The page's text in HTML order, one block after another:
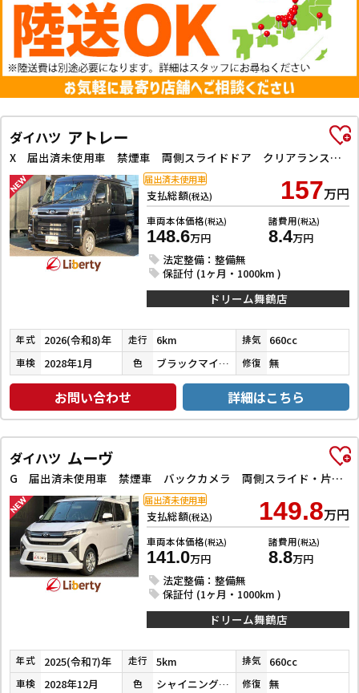
ダイハツ アトレー
X 届出済未使用車 禁煙車 両側スライドドア クリアランスソナー 衝突被害軽減システム オートライト スマートキー アイドリングストップ 電動格納ミラー CVT ABS ESC エアコン
支払総額(税込) 157万円
車両本体価格(税込)
148.6万円
諸費用(税込)
8.4万円
法定整備：整備無
保証付 (1ヶ月・1000km )
届出済未使用車
ドリーム舞鶴店
年式 2026(令和8)年 走行 6km 排気 660cc
車検 2028年1月 色 ブラックマイカメタリック 修復 無
お問い合わせ 詳細はこちら
ダイハツ ムーヴ
G 届出済未使用車 禁煙車 バックカメラ 両側スライド・片側電動 クリアランスソナー 衝突被害軽減システム オートライト LEDヘッドランプ スマートキー アイドリングストップ 電動格納ミラー
支払総額(税込) 149.8万円
車両本体価格(税込)
141.0万円
諸費用(税込)
8.8万円
法定整備：整備無
保証付 (1ヶ月・1000km )
届出済未使用車
ドリーム舞鶴店
年式 2025(令和7)年 走行 5km 排気 660cc
車検 2028年12月 色 シャイニングホワイトパール 修復 無